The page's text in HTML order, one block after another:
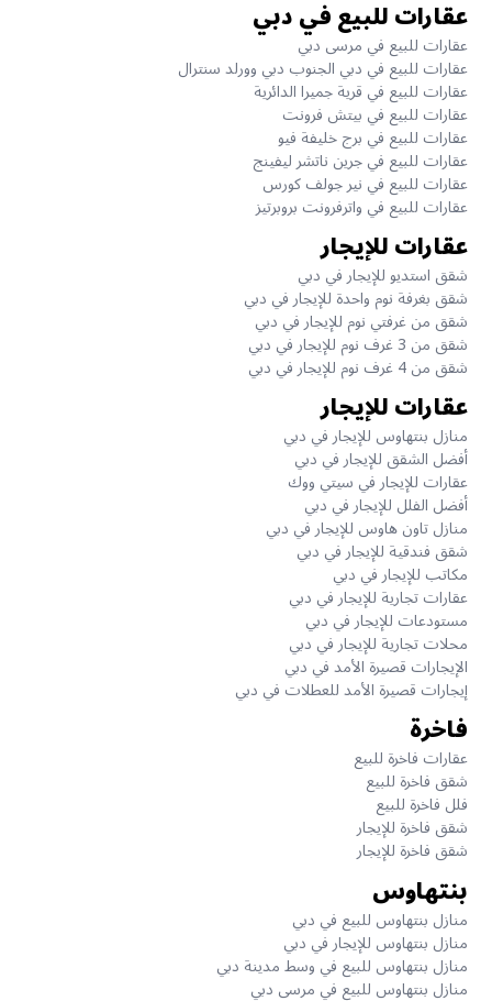
عقارات للبيع في دبي
عقارات للبيع في مرسى دبي
عقارات للبيع في دبي الجنوب دبي وورلد سنترال
عقارات للبيع في قرية جميرا الدائرية
عقارات للبيع في بيتش فرونت
عقارات للبيع في برج خليفة فيو
عقارات للبيع في جرين ناتشر ليفينج
عقارات للبيع في نير جولف كورس
عقارات للبيع في واترفرونت بروبرتيز
عقارات للإيجار
شقق استديو للإيجار في دبي
شقق بغرفة نوم واحدة للإيجار في دبي
شقق من غرفتي نوم للإيجار في دبي
شقق من 3 غرف نوم للإيجار في دبي
شقق من 4 غرف نوم للإيجار في دبي
عقارات للإيجار
منازل بنتهاوس للإيجار في دبي
أفضل الشقق للإيجار في دبي
عقارات للإيجار في سيتي ووك
أفضل الفلل للإيجار في دبي
منازل تاون هاوس للإيجار في دبي
شقق فندقية للإيجار في دبي
مكاتب للإيجار في دبي
عقارات تجارية للإيجار في دبي
مستودعات للإيجار في دبي
محلات تجارية للإيجار في دبي
الإيجارات قصيرة الأمد في دبي
إيجارات قصيرة الأمد للعطلات في دبي
فاخرة
عقارات فاخرة للبيع
شقق فاخرة للبيع
فلل فاخرة للبيع
شقق فاخرة للإيجار
شقق فاخرة للإيجار
بنتهاوس
منازل بنتهاوس للبيع في دبي
منازل بنتهاوس للإيجار في دبي
منازل بنتهاوس للبيع في وسط مدينة دبي
منازل بنتهاوس للبيع في مرسى دبي